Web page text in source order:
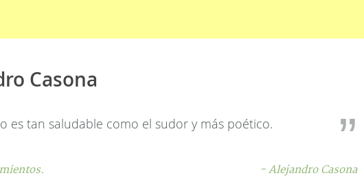
Casona
es tan saludable como el sudor y más poético.
- Alejandro Casona